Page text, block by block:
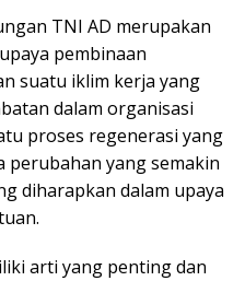
TNI AD merupakan
pembinaan
suatu iklim kerja yang
dalam organisasi
proses regenerasi yang
perubahan yang semakin
diharapkan dalam upaya
arti yang penting dan